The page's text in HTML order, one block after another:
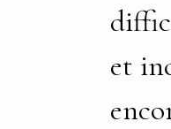
et